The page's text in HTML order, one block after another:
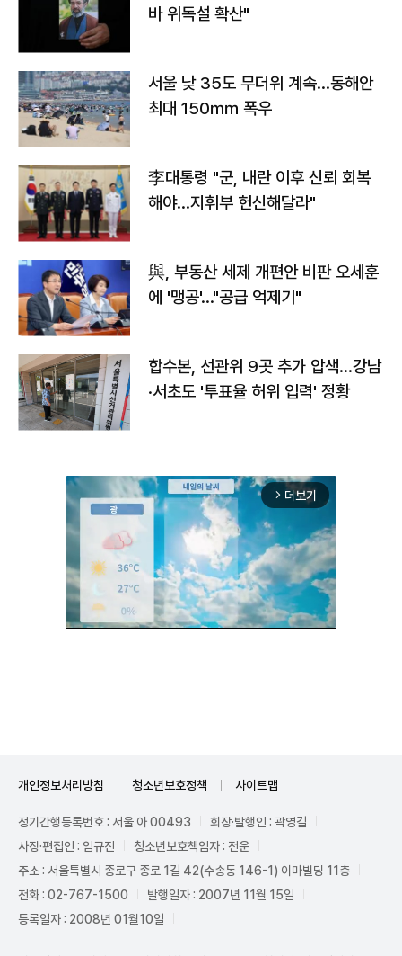
바 위독설 확산"
서울 낮 35도 무더위 계속…동해안
최대 150㎜ 폭우
李대통령 "군, 내란 이후 신뢰 회복
해야…지휘부 헌신해달라"
與, 부동산 세제 개편안 비판 오세훈
에 '맹공'…"공급 억제기"
합수본, 선관위 9곳 추가 압색…강남
·서초도 '투표율 허위 입력' 정황
arrow_forward_ios 더보기
개인정보처리방침 청소년보호정책 사이트맵
정기간행등록번호 : 서울 아 00493
회장·발행인 : 곽영길
사장·편집인 : 임규진
청소년보호책임자 : 전운
주소 : 서울특별시 종로구 종로 1길 42(수송동 146-1) 이마빌딩 11층
전화 : 02-767-1500
발행일자 : 2007년 11월 15일
등록일자 : 2008년 01월10일